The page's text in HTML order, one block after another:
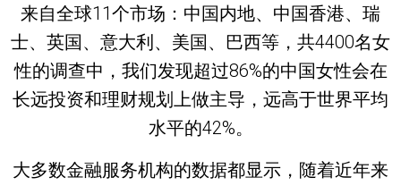
来自全球11个市场：中国内地、中国香港、瑞
士、英国、意大利、美国、巴西等，共4400名女
性的调查中，我们发现超过86%的中国女性会在
长远投资和理财规划上做主导，远高于世界平均
水平的42%。
大多数金融服务机构的数据都显示，随着近年来